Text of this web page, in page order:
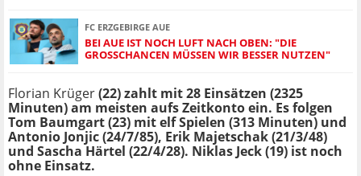
FC ERZGEBIRGE AUE
BEI AUE IST NOCH LUFT NACH OBEN: "DIE
GROSSCHANCEN MÜSSEN WIR BESSER NUTZEN"
Florian Krüger(22) zahlt mit 28 Einsätzen (2325
Minuten) am meisten aufs Zeitkonto ein. Es folgen
Tom Baumgart (23) mit elf Spielen (313 Minuten) und
Antonio Jonjic (24/7/85), Erik Majetschak (21/3/48)
und Sascha Härtel (22/4/28). Niklas Jeck (19) ist noch
ohne Einsatz.